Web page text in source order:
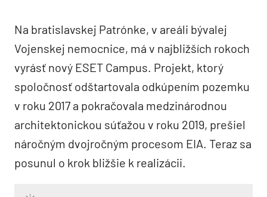
Na bratislavskej Patrónke, v areáli bývalej
Vojenskej nemocnice, má v najbližších rokoch
vyrásť nový ESET Campus. Projekt, ktorý
spoločnosť odštartovala odkúpením pozemku
v roku 2017 a pokračovala medzinárodnou
architektonickou súťažou v roku 2019, prešiel
náročným dvojročným procesom EIA. Teraz sa
posunul o krok bližšie k realizácii.